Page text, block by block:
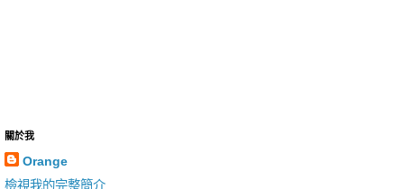
關於我
Orange
檢視我的完整簡介